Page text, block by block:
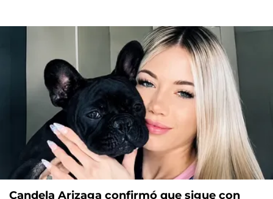
Candela Arizaga confirmó que sigue con